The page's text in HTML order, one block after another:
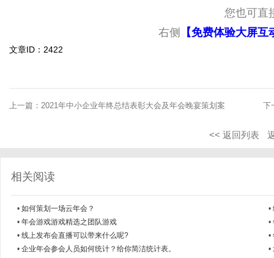
您也可直
右侧
【免费体验大屏互
文章ID：2422
上一篇： 2021年中小企业年终总结表彰大会及年会晚宴策划案 下
<< 返回列表
相关阅读
• 如何策划一场云年会？ •
• 年会游戏游戏精选之团队游戏 •
• 线上发布会直播可以带来什么呢? •
• 企业年会参会人员如何统计？给你简洁统计表。 •